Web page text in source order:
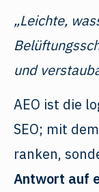
„Leichte,
und
AEO ist die
SEO; mit
ranken,
Antwort auf